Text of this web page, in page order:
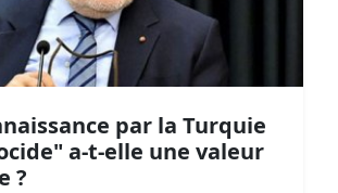
par la Turquie
a-t-elle une valeur
?